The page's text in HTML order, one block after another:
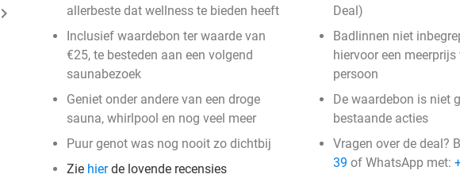
keyboard_arrow_right
allerbeste dat wellness te bieden heeft
Inclusief waardebon ter waarde van
€25, te besteden aan een volgend
saunabezoek
Geniet onder andere van een droge
sauna, whirlpool en nog veel meer
Puur genot was nog nooit zo dichtbij
Zie hierde lovende recensies
Deal)
Badlinnen niet
hiervoor een
persoon
De waardebon is niet
bestaande acties
Vragen over de deal?
39 of WhatsApp met: